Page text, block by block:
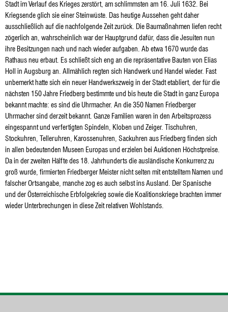
Stadt im Verlauf des Krieges zerstört, am schlimmsten am 16. Juli 1632. Bei
Kriegsende glich sie einer Steinwüste. Das heutige Aussehen geht daher
ausschließlich auf die nachfolgende Zeit zurück. Die Baumaßnahmen liefen recht
zögerlich an, wahrscheinlich war der Hauptgrund dafür, dass die Jesuiten nun
ihre Besitzungen nach und nach wieder aufgaben. Ab etwa 1670 wurde das
Rathaus neu erbaut. Es schließt sich eng an die repräsentative Bauten von Elias
Holl in Augsburg an. Allmählich regten sich Handwerk und Handel wieder. Fast
unbemerkt hatte sich ein neuer Handwerkszweig in der Stadt etabliert, der für die
nächsten 150 Jahre Friedberg bestimmte und bis heute die Stadt in ganz Europa
bekannt machte: es sind die Uhrmacher. An die 350 Namen Friedberger
Uhrmacher sind derzeit bekannt. Ganze Familien waren in den Arbeitsprozess
eingespannt und verfertigten Spindeln, Kloben und Zeiger. Tischuhren,
Stockuhren, Telleruhren, Karossenuhren, Sackuhren aus Friedberg finden sich
in allen bedeutenden Museen Europas und erzielen bei Auktionen Höchstpreise.
Da in der zweiten Hälfte des 18. Jahrhunderts die ausländische Konkurrenz zu
groß wurde, firmierten Friedberger Meister nicht selten mit entstelltem Namen und
falscher Ortsangabe, manche zog es auch selbst ins Ausland. Der Spanische
und der Österreichische Erbfolgekrieg sowie die Koalitionskriege brachten immer
wieder Unterbrechungen in diese Zeit relativen Wohlstands.